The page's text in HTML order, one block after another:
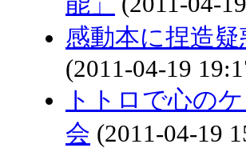
感動本に捏造
(2011-04-19
トトロで心の
会 (2011-04-19